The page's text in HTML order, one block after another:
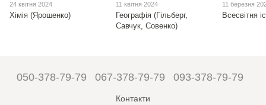
24 квітня 2024
Хімія (Ярошенко)
11 квітня 2024
Географія (Гільберг,
Савчук, Совенко)
11 березня
Всесвітня
050-378-79-79 067-378-79-79 093-378-79-79
Контакти